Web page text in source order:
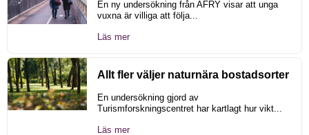
En ny undersökning från AFRY visar att unga
vuxna är villiga att följa...
Läs mer
Allt fler väljer naturnära bostadsorter
En undersökning gjord av
Turismforskningscentret har kartlagt hur vikt...
Läs mer